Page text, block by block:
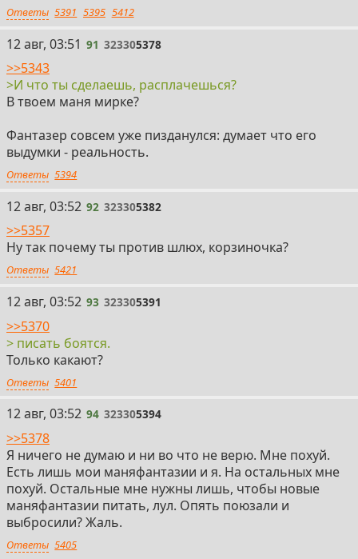
Ответы 5391 5395 5412
91
12 авг, 03:51 91 323305378
>>5343
>И что ты сделаешь, расплачешься?
В твоем маня мирке?
Фантазер совсем уже пизданулся: думает что его
выдумки - реальность.
Ответы 5394
92
12 авг, 03:52 92 323305382
>>5357
Ну так почему ты против шлюх, корзиночка?
Ответы 5421
93
12 авг, 03:52 93 323305391
>>5370
> писать боятся.
Только какают?
Ответы 5401
94
12 авг, 03:52 94 323305394
>>5378
Я ничего не думаю и ни во что не верю. Мне похуй.
Есть лишь мои маняфантазии и я. На остальных мне
похуй. Остальные мне нужны лишь, чтобы новые
маняфантазии питать, лул. Опять поюзали и
выбросили? Жаль.
Ответы 5405